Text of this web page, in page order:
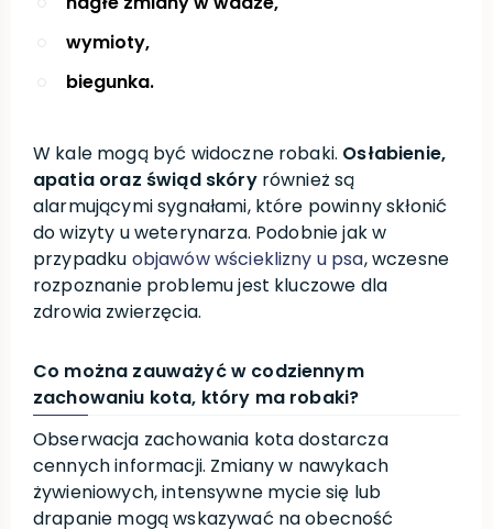
wymioty,
biegunka.
W kale mogą być widoczne robaki. Osłabienie,
apatia oraz świąd skóryrównież są
alarmującymi sygnałami, które powinny skłonić
do wizyty u weterynarza. Podobnie jak w
przypadku objawów wścieklizny u psa, wczesne
rozpoznanie problemu jest kluczowe dla
zdrowia zwierzęcia.
Co można zauważyć w codziennym
zachowaniu kota, który ma robaki?
Obserwacja zachowania kota dostarcza
cennych informacji. Zmiany w nawykach
żywieniowych, intensywne mycie się lub
drapanie mogą wskazywać na obecność